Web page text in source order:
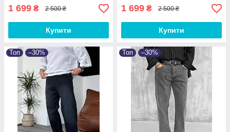
1 699 ₴ 2 500 ₴
Купити
1 699 ₴ 2 500 ₴
Купити
Топ –30% Топ –30%